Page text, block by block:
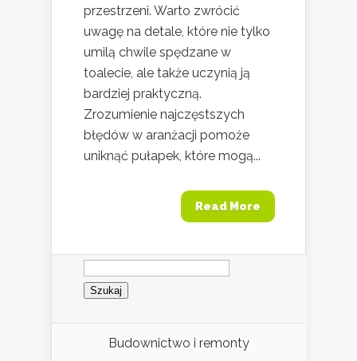
przestrzeni. Warto zwrócić
uwagę na detale, które nie tylko
umilą chwile spędzane w
toalecie, ale także uczynią ją
bardziej praktyczną.
Zrozumienie najczęstszych
błędów w aranżacji pomoże
uniknąć pułapek, które mogą...
Read More
Szukaj:
Budownictwo i remonty